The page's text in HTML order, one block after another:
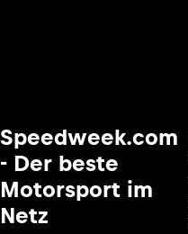
Speedweek.com
- Der beste
Motorsport im
Netz